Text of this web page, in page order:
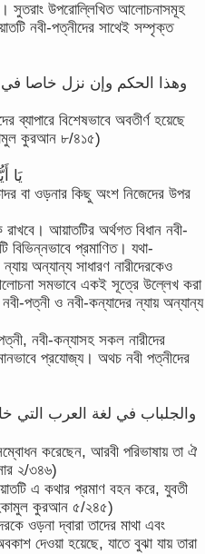
সুতরাং উপরোল্লিখিত আলোচনাসমূহ
নবী-পত্নীদের সাথেই সম্পৃক্ত
وهذا الحكم وإن نزل خاصا في
ব্যাপারে বিশেষভাবে অবতীর্ণ হয়েছে
কুরআন ৮/৪১৫)
يَا
বা ওড়নার কিছু অংশ নিজেদের উপর
রাখবে। আয়াতটির অর্থগত বিধান নবী-
বিভিন্নভাবে প্রমাণিত। যথা-
অন্যান্য সাধারণ নারীদেরকেও
সমভাবে একই সূত্রে উল্লেখ করা
পত্নী ও নবী-কন্যাদের ন্যায় অন্যান্য
প্রযোজ্য। অথচ নবী পত্নীদের
والجلباب في لغة العرب التي
২/৩৪৬)
কুরআন ৫/২৪৫)
ওড়না দ্বারা তাদের মাথা এবং
দেওয়া হয়েছে, যাতে বুঝা যায় তারা